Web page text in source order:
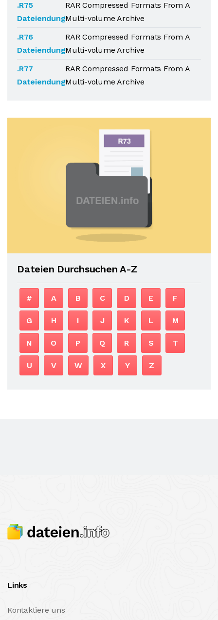
.R75
Dateiendung
RAR Compressed Formats From A
Multi-volume Archive
.R76
Dateiendung
RAR Compressed Formats From A
Multi-volume Archive
.R77
Dateiendung
RAR Compressed Formats From A
Multi-volume Archive
Dateien Durchsuchen A-Z
# A B C D E F
G H I J K L M
N O P Q R S T
U V W X Y Z
Links
Kontaktiere uns